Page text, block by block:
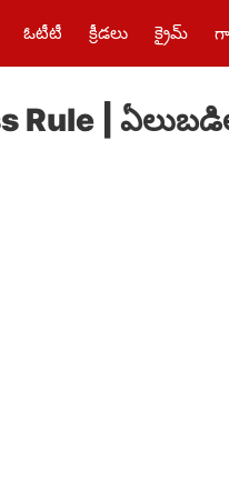
ఓటీటీ క్రీడలు క్రైమ్‌
Rule |